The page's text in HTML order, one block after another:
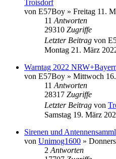
Troisdorf
von E57Boy » Freitag 11.
11 Antworten
29310 Zugriffe
Letzter Beitrag von
Montag 21. März
Warntag 2022
von E57Boy » Mittwoch
11 Antworten
28317 Zugriffe
Letzter Beitrag von
Samstag 19. März
Sirenen und
von Unimog1600 »
2 Antworten